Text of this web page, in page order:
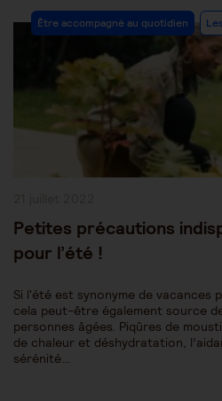
Post
Category:
Être accompagné au quotidien
Petites précautions
pour l’été !
Si l'été est synonyme de vacances
cela peut-être également source
personnes âgées. Piqûres de
de chaleur et déshydratation,
sérénité…